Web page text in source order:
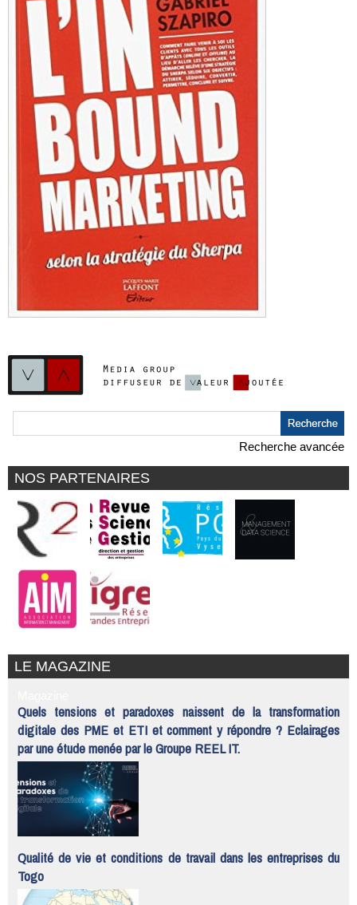
Recherche avancée
NOS PARTENAIRES
LE MAGAZINE
Quels tensions et paradoxes naissent de la transformation
digitale des PME et ETI et comment y répondre ? Eclairages
par une étude menée par le Groupe REEL IT.
Qualité de vie et conditions de travail dans les entreprises du
Togo